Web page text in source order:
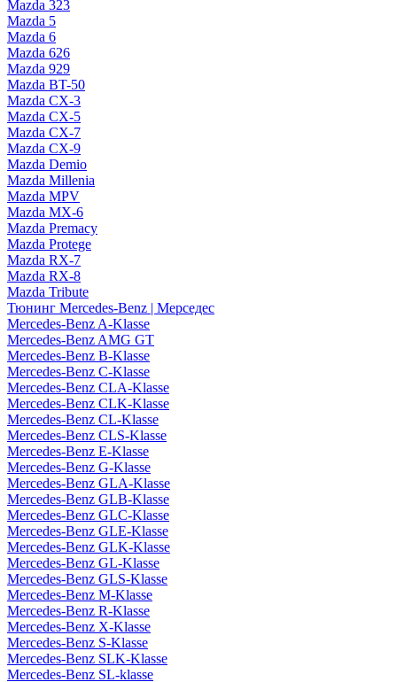
Mazda 323
Mazda 5
Mazda 6
Mazda 626
Mazda 929
Mazda BT-50
Mazda CX-3
Mazda CX-5
Mazda CX-7
Mazda CX-9
Mazda Demio
Mazda Millenia
Mazda MPV
Mazda MX-6
Mazda Premacy
Mazda Protege
Mazda RX-7
Mazda RX-8
Mazda Tribute
Тюнинг Mercedes-Benz | Мерседес
Mercedes-Benz A-Klasse
Mercedes-Benz AMG GT
Mercedes-Benz B-Klasse
Mercedes-Benz C-Klasse
Mercedes-Benz CLA-Klasse
Mercedes-Benz CLK-Klasse
Mercedes-Benz CL-Klasse
Mercedes-Benz CLS-Klasse
Mercedes-Benz E-Klasse
Mercedes-Benz G-Klasse
Mercedes-Benz GLA-Klasse
Mercedes-Benz GLB-Klasse
Mercedes-Benz GLC-Klasse
Mercedes-Benz GLE-Klasse
Mercedes-Benz GLK-Klasse
Mercedes-Benz GL-Klasse
Mercedes-Benz GLS-Klasse
Mercedes-Benz M-Klasse
Mercedes-Benz R-Klasse
Mercedes-Benz X-Klasse
Mercedes-Benz S-Klasse
Mercedes-Benz SLK-Klasse
Mercedes-Benz SL-klasse